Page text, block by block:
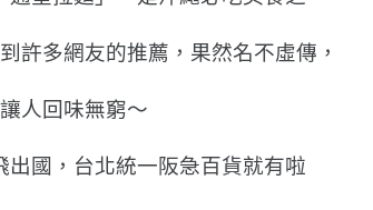
許多網友的推薦，果然名不虛傳，
人回味無窮〜
國，台北統一阪急百貨就有啦